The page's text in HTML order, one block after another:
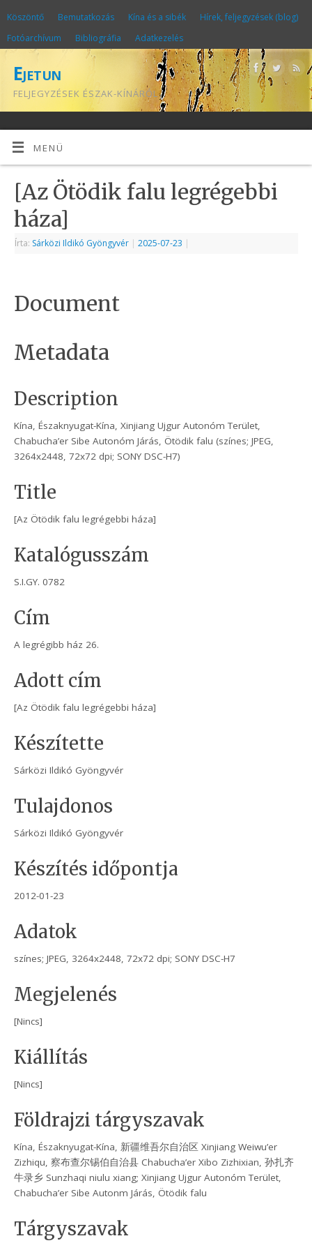
Köszöntő Bemutatkozás Kína és a sibék
Hírek, feljegyzések (blog)
Fotóarchívum
Bibliográfia Adatkezelés
Ejetun
FELJEGYZÉSEK ÉSZAK-KÍNÁRÓL
MENÜ
[Az Ötödik falu legrégebbi
háza]
Írta: Sárközi Ildikó Gyöngyvér | 2025-07-23 |
Document
Metadata
Description
Kína, Északnyugat-Kína, Xinjiang Ujgur Autonóm Terület,
Chabucha’er Sibe Autonóm Járás, Ötödik falu (színes; JPEG,
3264x2448, 72x72 dpi; SONY DSC-H7)
Title
[Az Ötödik falu legrégebbi háza]
Katalógusszám
S.I.GY. 0782
Cím
A legrégibb ház 26.
Adott cím
[Az Ötödik falu legrégebbi háza]
Készítette
Sárközi Ildikó Gyöngyvér
Tulajdonos
Sárközi Ildikó Gyöngyvér
Készítés időpontja
2012-01-23
Adatok
színes; JPEG, 3264x2448, 72x72 dpi; SONY DSC-H7
Megjelenés
[Nincs]
Kiállítás
[Nincs]
Földrajzi tárgyszavak
Kína, Északnyugat-Kína, 新疆维吾尔自治区 Xinjiang Weiwu’er
Zizhiqu, 察布查尔锡伯自治县 Chabucha’er Xibo Zizhixian, 孙扎齐
牛录乡 Sunzhaqi niulu xiang; Xinjiang Ujgur Autonóm Terület,
Chabucha’er Sibe Autonm Járás, Ötödik falu
Tárgyszavak